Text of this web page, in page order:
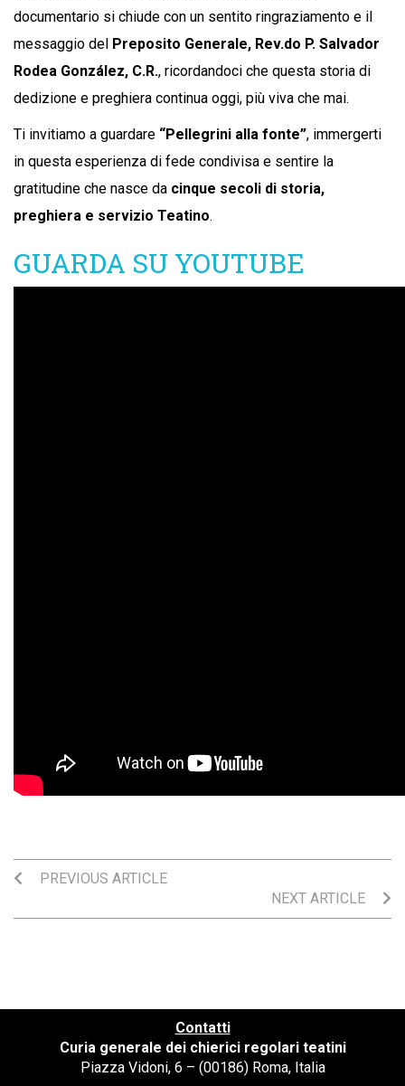
documentario si chiude con un sentito ringraziamento e il
messaggio del Preposito Generale, Rev.do P. Salvador
Rodea González, C.R., ricordandoci che questa storia di
dedizione e preghiera continua oggi, più viva che mai.
Ti invitiamo a guardare “Pellegrini alla fonte”, immergerti
in questa esperienza di fede condivisa e sentire la
gratitudine che nasce da cinque secoli di storia,
preghiera e servizio Teatino.
GUARDA SU YOUTUBE
PREVIOUS ARTICLE
NEXT ARTICLE
Contatti
Curia generale dei chierici regolari teatini
Piazza Vidoni, 6 – (00186) Roma, Italia